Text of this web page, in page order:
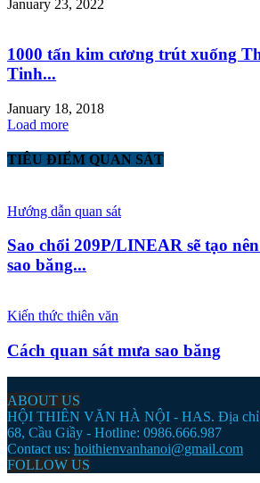
January 23, 2022
1000 tấn kim cương trút xuống
Tinh...
January 18, 2018
Load more
TIÊU ĐIỂM QUAN SÁT
Hướng dẫn quan sát
Sao chổi 209P/LINEAR sẽ tạo
sao băng...
Kiến thức thiên văn
Cách quan sát mưa sao băng
ABOUT US
HỘI THIÊN VĂN HÀ NỘI - HAS. Địa chỉ:
68, Cầu Giầy - Hotline: 0986.666.987
Contact us: hoithienvanhanoi@gmail.com
FOLLOW US